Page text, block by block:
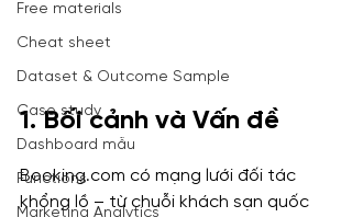
Free materials
Cheat sheet
Dataset & Outcome Sample
Case study
Dashboard mẫu
Functions
Marketing Analytics
1. Bối cảnh và Vấn đề
Booking.com có mạng lưới đối tác
khổng lồ – từ chuỗi khách sạn quốc